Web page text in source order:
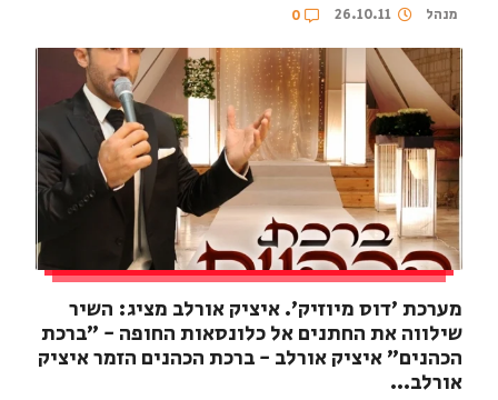
מנהל 26.10.11
0
מערכת 'דוס מיוזיק'. איציק אורלב מציג: השיר
שילווה את החתנים אל כלונסאות החופה - "ברכת
הכהנים" איציק אורלב - ברכת הכהנים הזמר איציק
אורלב...